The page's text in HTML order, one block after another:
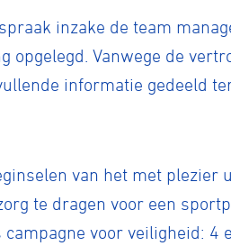
inzake de team
opgelegd. Vanwege de
informatie gedeeld
van het met plezier
te dragen voor een
campagne voor veiligheid: